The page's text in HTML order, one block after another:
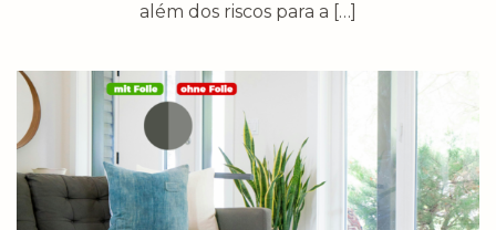
além dos riscos para a […]